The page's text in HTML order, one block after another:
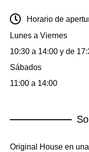
Horario de
Lunes a Viernes
10:30 a 14:00 y de
Sábados
11:00 a 14:00
Original House en